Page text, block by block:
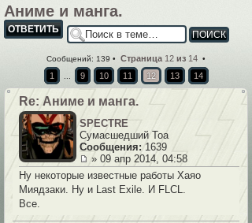
Аниме и манга.
ОТВЕТИТЬ
Сообщений: 139 • Страница 12 из 14 •
1 9 10 11 12 13 14
Re: Аниме и манга.
SPECTRE
Сумасшедший Тоа
Сообщения: 1639
» 09 апр 2014, 04:58
Ну некоторые известные работы Хаяо
Миядзаки. Ну и Last Exile. И FLCL.
Все.